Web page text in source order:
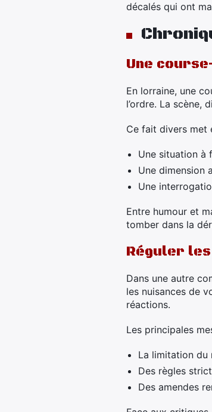
décalés qui ont
Une
En lorraine, une
l’ordre. La scène,
Ce fait divers met
Une situation à
Une dimension
Une
Entre humour et
tomber dans la
Réguler
Dans une autre
les nuisances de
réactions.
Les principales
La limitation du
Des règles
Des amendes